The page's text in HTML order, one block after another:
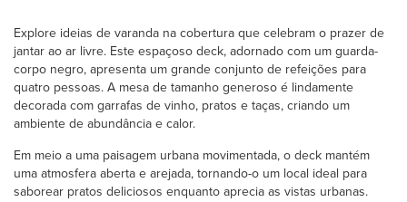
Explore ideias de varanda na cobertura que celebram o prazer de
jantar ao ar livre. Este espaçoso deck, adornado com um guarda-
corpo negro, apresenta um grande conjunto de refeições para
quatro pessoas. A mesa de tamanho generoso é lindamente
decorada com garrafas de vinho, pratos e taças, criando um
ambiente de abundância e calor.
Em meio a uma paisagem urbana movimentada, o deck mantém
uma atmosfera aberta e arejada, tornando-o um local ideal para
saborear pratos deliciosos enquanto aprecia as vistas urbanas.